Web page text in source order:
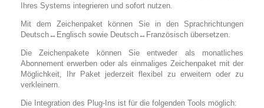
Ihres Systems integrieren und sofort nutzen.
Mit dem Zeichenpaket können Sie in den Sprachrichtungen
Deutsch↔Englisch sowie Deutsch↔Französisch übersetzen.
Die Zeichenpakete können Sie entweder als monatliches
Abonnement erwerben oder als einmaliges Zeichenpaket mit der
Möglichkeit, Ihr Paket jederzeit flexibel zu erweitern oder zu
verkleinern.
Die Integration des Plug-Ins ist für die folgenden Tools möglich: